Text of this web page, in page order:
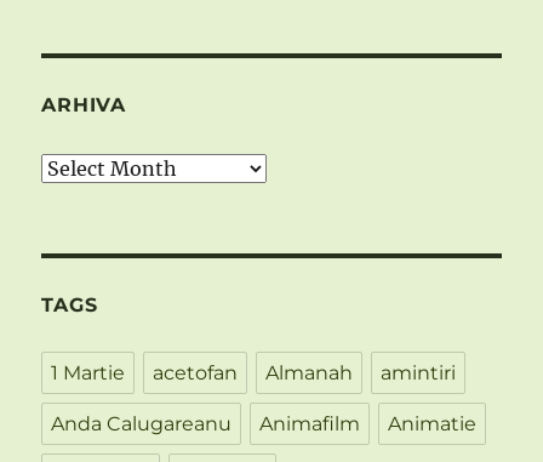
ARHIVA
Arhiva
TAGS
1 Martie acetofan Almanah amintiri
Anda Calugareanu Animafilm Animatie